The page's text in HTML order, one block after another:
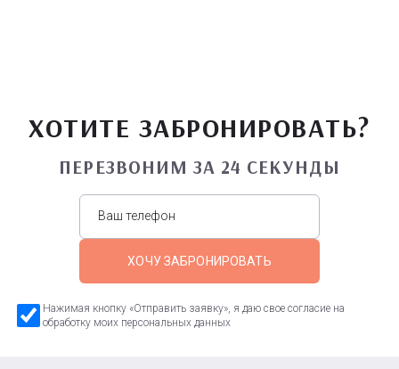
ХОТИТЕ ЗАБРОНИРОВАТЬ?
ПЕРЕЗВОНИМ ЗА 24 СЕКУНДЫ
ХОЧУ ЗАБРОНИРОВАТЬ
Нажимая кнопку «Отправить заявку», я даю свое согласие на
обработку моих персональных данных